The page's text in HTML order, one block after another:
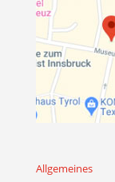
Allgemeines